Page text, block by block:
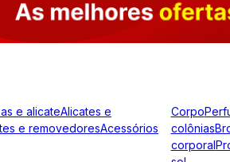
e alicateAlicates e
e removedoresAcessórios
Corpo
colônias
corporal